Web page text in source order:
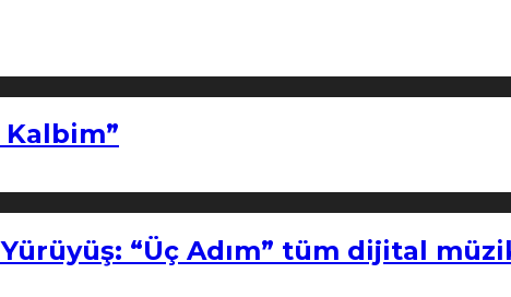
“Üç Adım” tüm dijital